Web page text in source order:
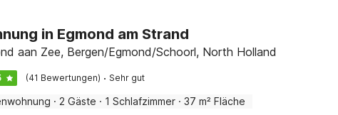
in Egmond am Strand
aan Zee, Bergen/Egmond/Schoorl, North Holland
(41 Bewertungen) · Sehr gut
· 2 Gäste · 1 Schlafzimmer · 37 m² Fläche